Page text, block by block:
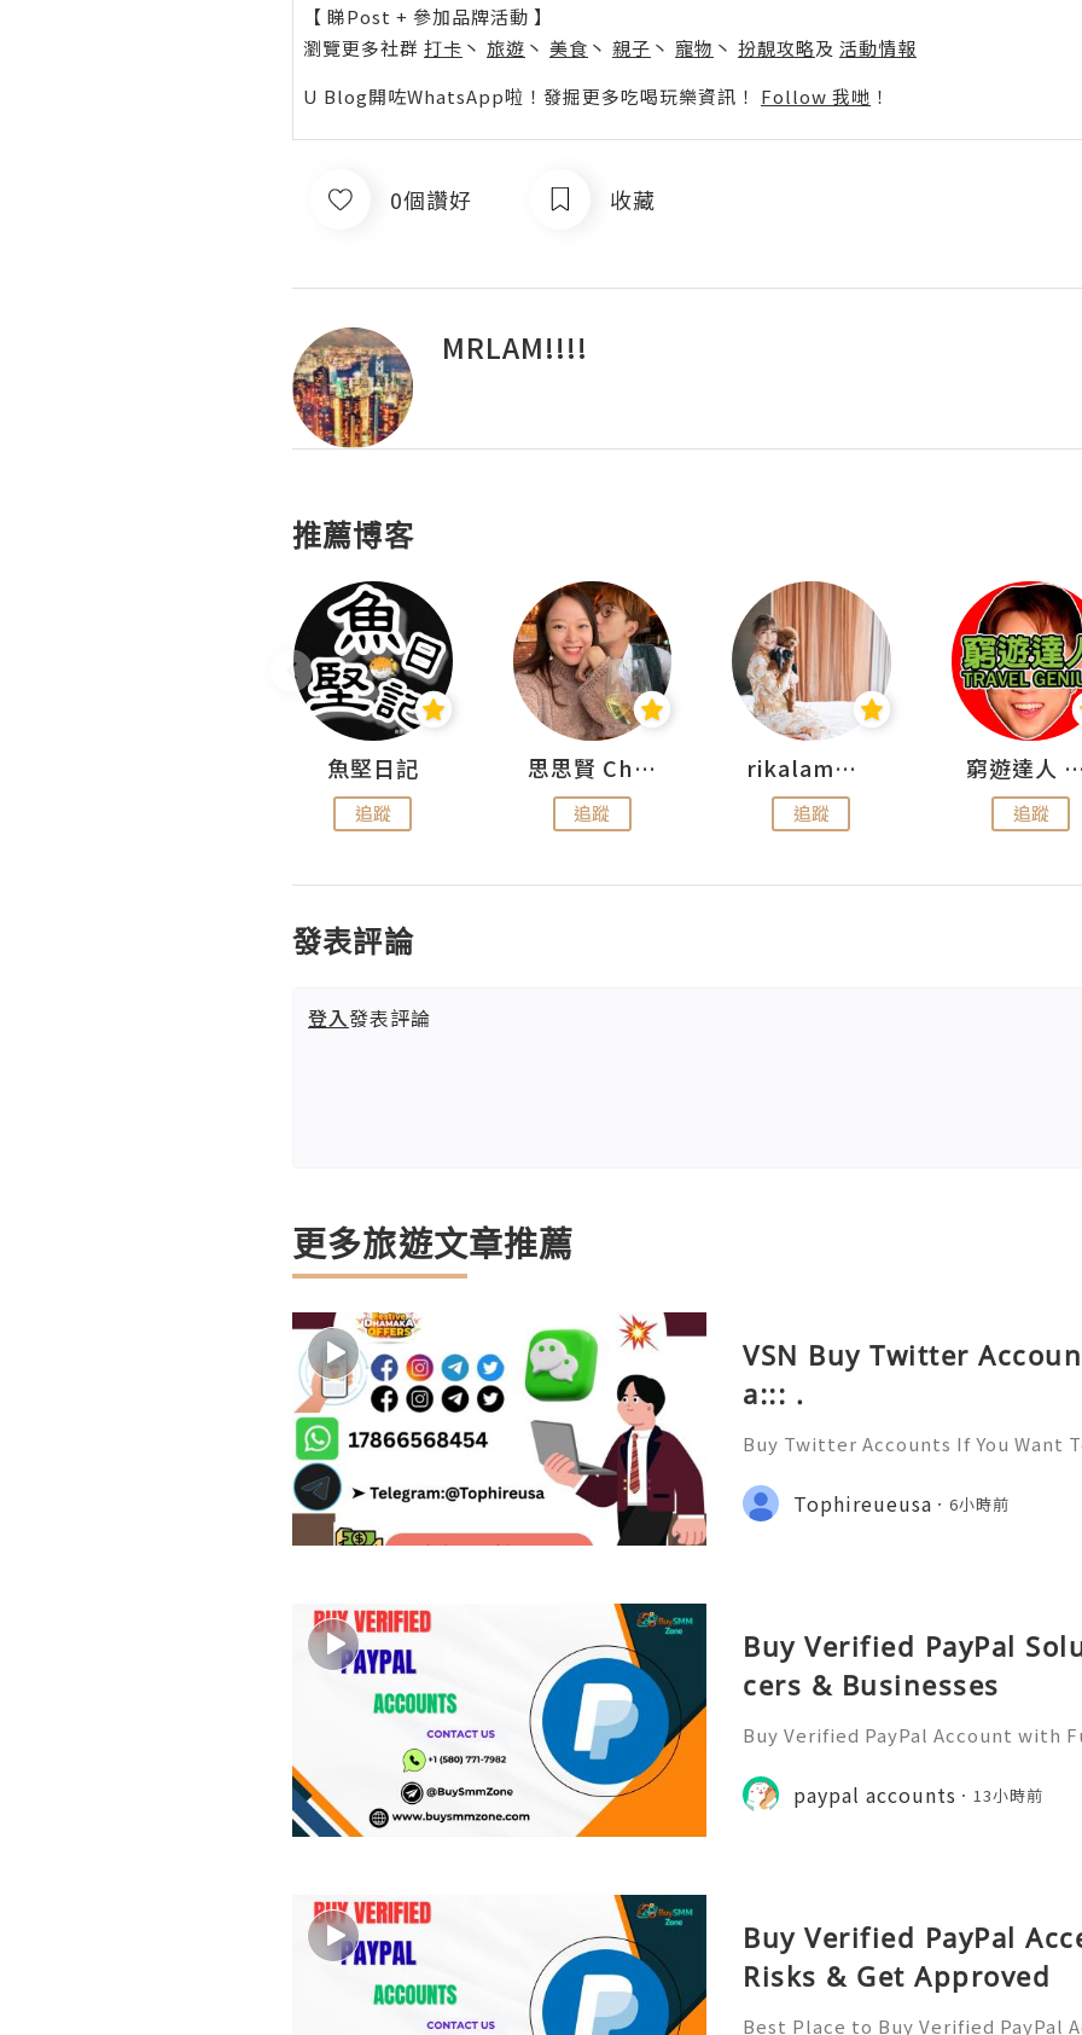
【 睇Post + 參加品牌活動 】
瀏覽更多社群 打卡 丶 旅遊 丶 美食 丶 親子 丶 寵物 丶 扮靚攻略及 活動情報
U Blog開咗WhatsApp啦！發掘更多吃喝玩樂資訊！ Follow 我哋 ！
0個讚好 收藏
MRLAM!!!!
推薦博客
魚堅日記
追蹤
思思賢 ChillMyBabe
追蹤
rikalammm
追蹤
窮遊達人
追蹤
發表評論
登入發表評論
更多旅遊文章推薦
VSN Buy Twitter
a::: .
Buy Twitter Accounts If You Want
Social network and have Likes,
hares On All Of Your Posts. W
Tophireueusa 6小時前
Buy Verified PayPal
cers & Businesses
Buy Verified PayPal Account with
m: @BuySmmZone ✅ Skype:
paypal accounts 13小時前
Buy Verified PayPal
Risks & Get Approved
Best Place to Buy Verified PayPal